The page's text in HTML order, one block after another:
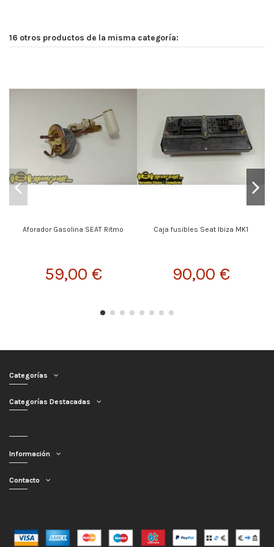
16 otros productos de la misma categoría:
Aforador Gasolina SEAT Ritmo
59,00 €
Caja fusibles Seat Ibiza MK1
90,00 €
Categorías
Categorías Destacadas
Información
Contacto